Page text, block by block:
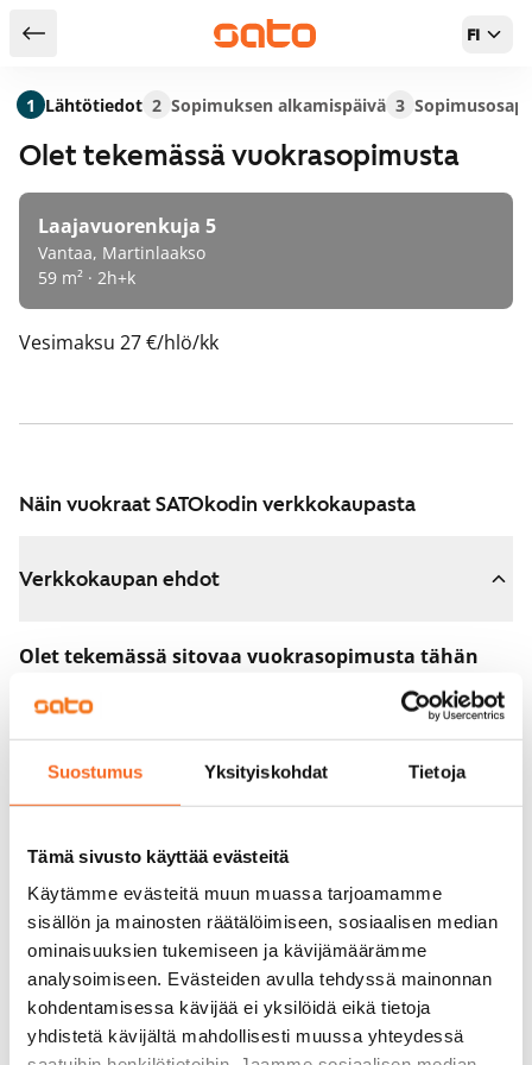
Suostumus Yksityiskohdat Tietoja
Tämä sivusto käyttää evästeitä
Käytämme evästeitä muun muassa tarjoamamme
sisällön ja mainosten räätälöimiseen, sosiaalisen median
ominaisuuksien tukemiseen ja kävijämäärämme
analysoimiseen. Evästeiden avulla tehdyssä mainonnan
kohdentamisessa kävijää ei yksilöidä eikä tietoja
yhdistetä kävijältä mahdollisesti muussa yhteydessä
Takaisin hakutuloksiin FI
Olet tekemässä vuokrasopimusta
Laajavuorenkuja 5
Vantaa, Martinlaakso
59 m² · 2h+k
Vesimaksu 27 €/hlö/kk
Näin vuokraat SATOkodin verkkokaupasta
Verkkokaupan ehdot
Olet tekemässä sitovaa vuokrasopimusta tähän
Sopimus astuu voimaan heti, kun maksat 300 euron
varausmaksun verkkokaupassa. Palautamme summan
sinulle kokonaisuudessaan vuokrasopimuksen
Voit peruuttaa sopimuksen vielä asuntonäytöllä, jos
koti ei vastaa odotuksiasi. Tällöin palautamme
varausmaksun sinulle kokonaisuudessaan, yleensä
seuraavana arkipäivänä.
Vakuus 0 euroa.
1 Lähtötiedot 2 Sopimuksen alkamispäivä 3